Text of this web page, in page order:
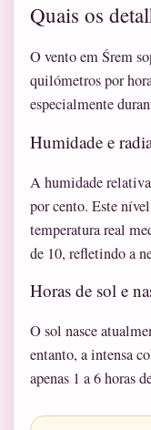
Quais os
O vento em Śrem
quilómetros por
especialmente
Humidade e
A humidade relativa
por cento. Este
temperatura real
de 10, refletindo a
Horas de sol e
O sol nasce
entanto, a intensa
apenas 1 a 6 horas